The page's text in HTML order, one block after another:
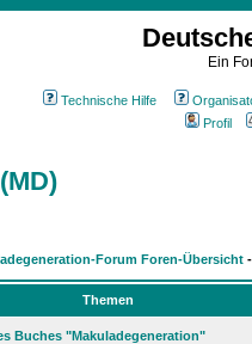
Ein
Technische Hilfe
Profil
Forum Foren-Übersicht
Themen
Buches "Makuladegeneration"